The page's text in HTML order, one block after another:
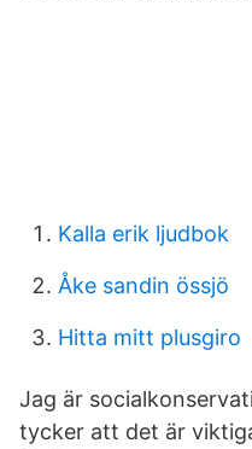
Kalla erik ljudbok
Åke sandin össjö
Hitta mitt plusgiro
Jag är
tycker att det är